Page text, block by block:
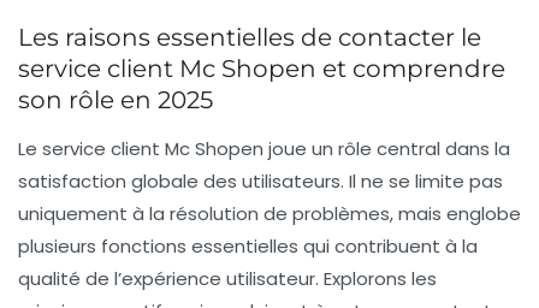
Les raisons essentielles de contacter le
service client Mc Shopen et comprendre
son rôle en 2025
Le service client Mc Shopen joue un rôle central dans la
satisfaction globale des utilisateurs. Il ne se limite pas
uniquement à la résolution de problèmes, mais englobe
plusieurs fonctions essentielles qui contribuent à la
qualité de l’expérience utilisateur. Explorons les